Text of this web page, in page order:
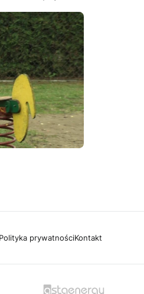
Polityka prywatnościKontakt